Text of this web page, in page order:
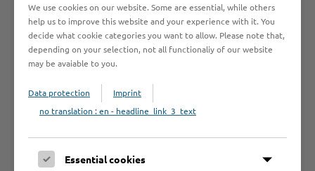
Rechtsgrundlage
Rechtsbehelf
noch wissen?
We use cookies on our website. Some are essential, while others
help us to improve this website and your experience with it. You
decide what cookie categories you want to allow. Please note that,
depending on your selection, not all functionaliy of our website
may be avaiable to you.
Data protection
Imprint
no translation : en - headline_link_3_text
Essential cookies